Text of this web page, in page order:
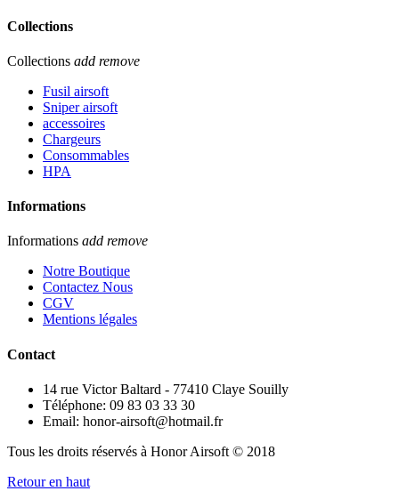
Collections
Collections add remove
Fusil airsoft
Sniper airsoft
accessoires
Chargeurs
Consommables
HPA
Informations
Informations add remove
Notre Boutique
Contactez Nous
CGV
Mentions légales
Contact
14 rue Victor Baltard - 77410 Claye Souilly
Téléphone: 09 83 03 33 30
Email: honor-airsoft@hotmail.fr
Tous les droits réservés à Honor Airsoft © 2018
Retour en haut